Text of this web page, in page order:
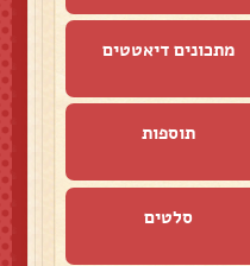
מתכונים דיאטטים
תוספות
סלטים